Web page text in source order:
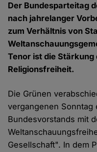
Der Bundesparteitag
nach jahrelanger
zum Verhältnis von
Tenor ist die
Religionsfreiheit.
Die Grünen
vergangenen Sonntag
Bundesvorstands mit
Gesellschaft". In dem